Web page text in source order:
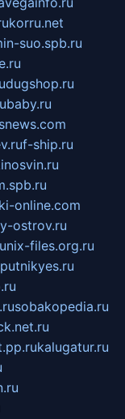
korru.net
suo.spb.ru
dugshop.ru
f-ship.ru
online.com
ostrov.ru
nix-files.org.ru
sobakopedia.ru
kalugatur.ru